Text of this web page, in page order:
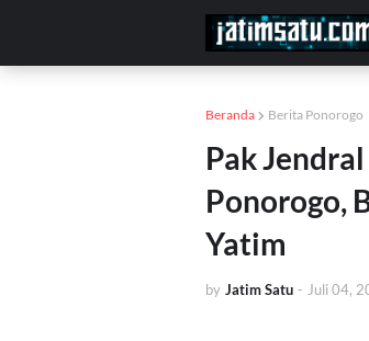
Beranda Berita Ponorogo
Pak
Ponorogo,
Yatim
by Jatim Satu - Juli 04,